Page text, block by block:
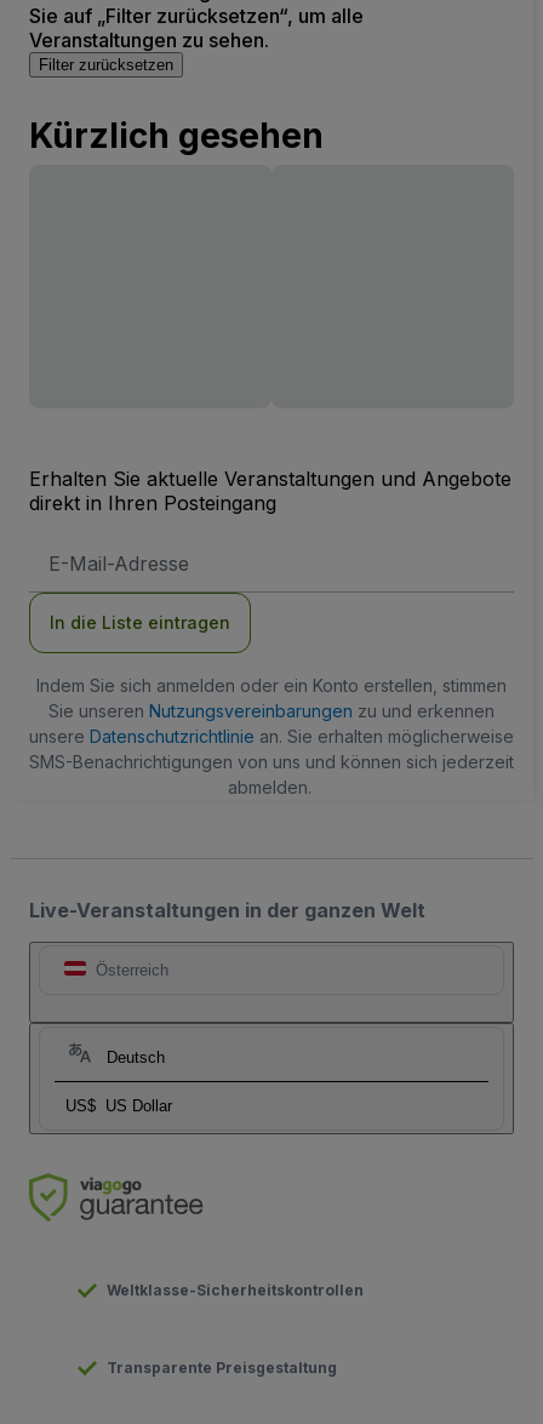
Sie auf „Filter zurücksetzen“, um alle
Veranstaltungen zu sehen.
Filter zurücksetzen
Kürzlich gesehen
Erhalten Sie aktuelle Veranstaltungen und Angebote
direkt in Ihren Posteingang
Mail-
In die Liste eintragen
Indem Sie sich anmelden oder ein Konto erstellen, stimmen
Sie unseren Nutzungsvereinbarungen zu und erkennen
unsere Datenschutzrichtlinie an. Sie erhalten möglicherweise
SMS-Benachrichtigungen von uns und können sich jederzeit
abmelden.
Live-Veranstaltungen in der ganzen Welt
Österreich
Deutsch
US$ US Dollar
Weltklasse-Sicherheitskontrollen
Transparente Preisgestaltung